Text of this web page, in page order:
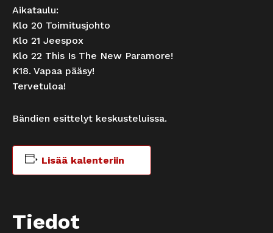
Aikataulu:
Klo 20 Toimitusjohto
Klo 21 Jeespox
Klo 22 This Is The New Paramore!
K18. Vapaa pääsy!
Tervetuloa!
Bändien esittelyt keskusteluissa.
Lisää kalenteriin
Tiedot